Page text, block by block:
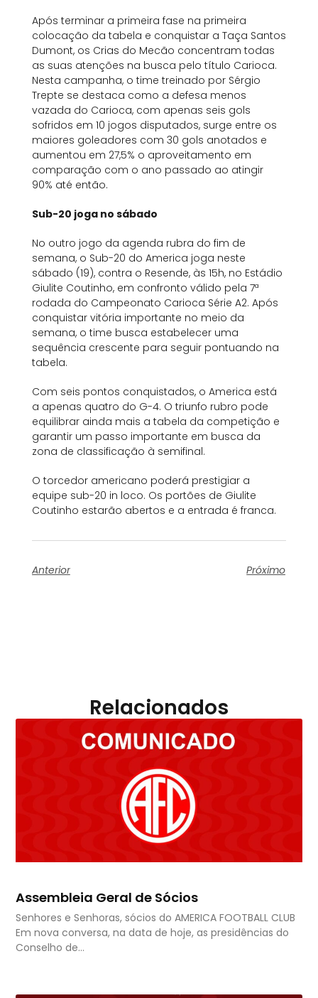
Após terminar a primeira fase na primeira
colocação da tabela e conquistar a Taça Santos
Dumont, os Crias do Mecão concentram todas
as suas atenções na busca pelo título Carioca.
Nesta campanha, o time treinado por Sérgio
Trepte se destaca como a defesa menos
vazada do Carioca, com apenas seis gols
sofridos em 10 jogos disputados, surge entre os
maiores goleadores com 30 gols anotados e
aumentou em 27,5% o aproveitamento em
comparação com o ano passado ao atingir
90% até então.
Sub-20 joga no sábado
No outro jogo da agenda rubra do fim de
semana, o Sub-20 do America joga neste
sábado (19), contra o Resende, às 15h, no Estádio
Giulite Coutinho, em confronto válido pela 7ª
rodada do Campeonato Carioca Série A2. Após
conquistar vitória importante no meio da
semana, o time busca estabelecer uma
sequência crescente para seguir pontuando na
tabela.
Com seis pontos conquistados, o America está
a apenas quatro do G-4. O triunfo rubro pode
equilibrar ainda mais a tabela da competição e
garantir um passo importante em busca da
zona de classificação à semifinal.
O torcedor americano poderá prestigiar a
equipe sub-20 in loco. Os portões de Giulite
Coutinho estarão abertos e a entrada é franca.
Anterior Próximo
Relacionados
Assembleia Geral de Sócios
Senhores e Senhoras, sócios do AMERICA FOOTBALL CLUB
Em nova conversa, na data de hoje, as presidências do
Conselho de…